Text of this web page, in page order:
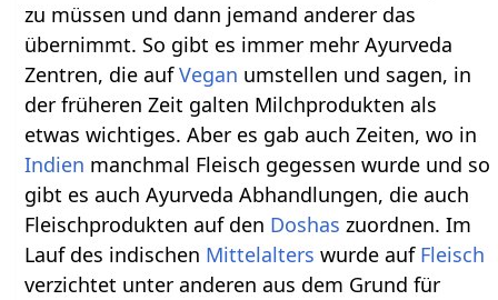
zu müssen und dann jemand anderer das
übernimmt. So gibt es immer mehr Ayurveda
Zentren, die aufVegan umstellen und sagen, in
der früheren Zeit galten Milchprodukten als
etwas wichtiges. Aber es gab auch Zeiten, wo in
Indien manchmal Fleisch gegessen wurde und so
gibt es auch Ayurveda Abhandlungen, die auch
Fleischprodukten auf den Doshas zuordnen. Im
Lauf des indischen Mittelalters wurde auf Fleisch
verzichtet unter anderen aus dem Grund für